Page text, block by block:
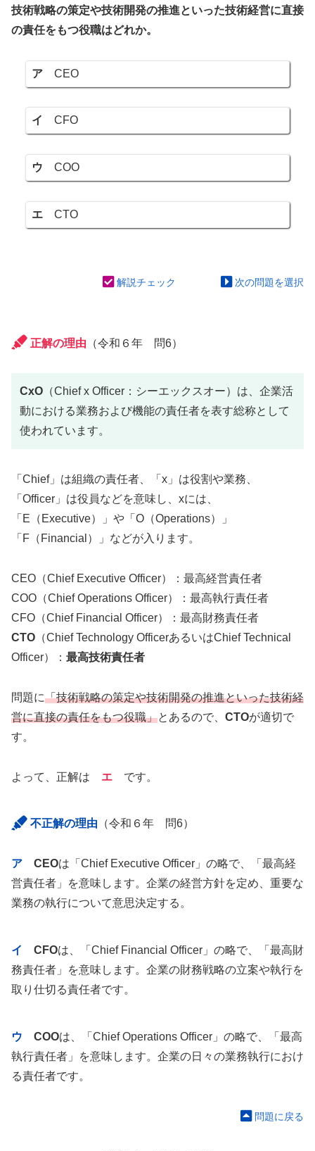
技術戦略の策定や技術開発の推進といった技術経営に直接
の責任をもつ役職はどれか。
ア CEO
イ CFO
ウ COO
エ CTO
解説チェック 次の問題を選択
正解の理由 （令和６年 問6）
CxO （Chief x Officer：シーエックスオー）は、企業活
動における業務および機能の責任者を表す総称として
使われています。
「Chief」は組織の責任者、「x」は役割や業務、
「Officer」は役員などを意味し、xには、
「E（Executive）」や「O（Operations）」
「F（Financial）」などが入ります。
CEO（Chief Executive Officer）：最高経営責任者
COO（Chief Operations Officer）：最高執行責任者
CFO（Chief Financial Officer）：最高財務責任者
CTO （Chief Technology OfficerあるいはChief Technical
Officer）： 最高技術責任者
問題に「技術戦略の策定や技術開発の推進といった技術経
営に直接の責任をもつ役職」とあるので、 CTOが適切で
す。
よって、正解は エ です。
不正解の理由 （令和６年 問6）
ア CEOは「Chief Executive Officer」の略で、「最高経
営責任者」を意味します。企業の経営方針を定め、重要な
業務の執行について意思決定する。
イ CFOは、「Chief Financial Officer」の略で、「最高財
務責任者」を意味します。企業の財務戦略の立案や執行を
取り仕切る責任者です。
ウ COOは、「Chief Operations Officer」の略で、「最高
執行責任者」を意味します。企業の日々の業務執行におけ
る責任者です。
問題に戻る